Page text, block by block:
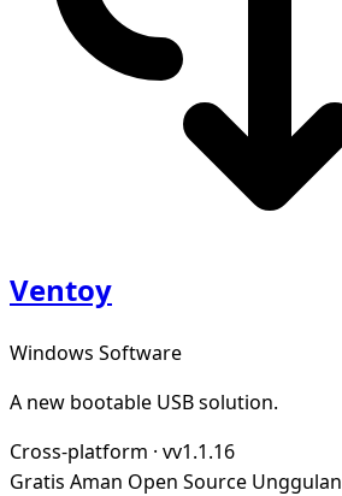
Ventoy
Windows Software
A new bootable USB solution.
Cross-platform · vv1.1.16
Gratis Aman Open Source Unggulan